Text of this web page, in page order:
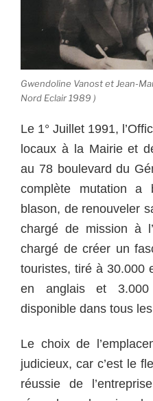
Gwendoline Vanost et Jean-
Nord Eclair 1989 )
Le 1° Juillet 1991,
locaux à la Mairie et
au 78 boulevard du
complète mutation a
blason, de renouveler
chargé de mission à
chargé de créer un
touristes, tiré à 30.000
en anglais et
disponible dans tous
Le choix de
judicieux, car c’est le
réussie de